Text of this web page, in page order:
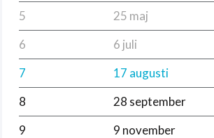
5
25 maj
6
6 juli
7
17 augusti
8
28 september
9
9 november